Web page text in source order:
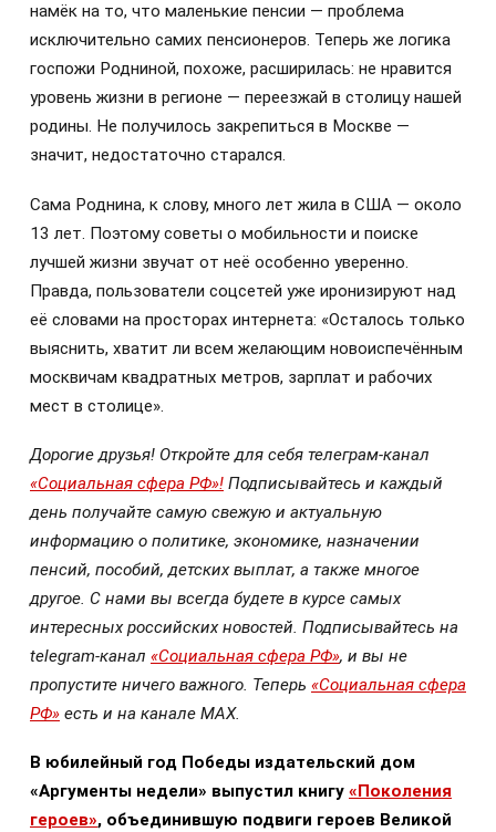
намёк на то, что маленькие пенсии — проблема
исключительно самих пенсионеров. Теперь же логика
госпожи Родниной, похоже, расширилась: не нравится
уровень жизни в регионе — переезжай в столицу нашей
родины. Не получилось закрепиться в Москве —
значит, недостаточно старался.
Сама Роднина, к слову, много лет жила в США — около
13 лет. Поэтому советы о мобильности и поиске
лучшей жизни звучат от неё особенно уверенно.
Правда, пользователи соцсетей уже иронизируют над
её словами на просторах интернета: «Осталось только
выяснить, хватит ли всем желающим новоиспечённым
москвичам квадратных метров, зарплат и рабочих
мест в столице».
Дорогие друзья! Откройте для себя телеграм-канал
«Социальная сфера РФ»! Подписывайтесь и каждый
день получайте самую свежую и актуальную
информацию о политике, экономике, назначении
пенсий, пособий, детских выплат, а также многое
другое. С нами вы всегда будете в курсе самых
интересных российских новостей. Подписывайтесь на
telegram-канал «Социальная сфера РФ», и вы не
пропустите ничего важного. Теперь «Социальная сфера
РФ» есть и на канале МАХ.
В юбилейный год Победы издательский дом
«Аргументы недели» выпустил книгу «Поколения
героев», объединившую подвиги героев Великой